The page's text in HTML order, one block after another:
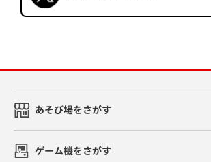
あそび場をさがす
ゲーム機をさがす